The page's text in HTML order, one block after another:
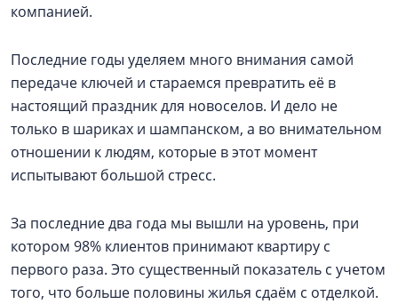
компанией.
Последние годы уделяем много внимания самой
передаче ключей и стараемся превратить её в
настоящий праздник для новоселов. И дело не
только в шариках и шампанском, а во внимательном
отношении к людям, которые в этот момент
испытывают большой стресс.
За последние два года мы вышли на уровень, при
котором 98% клиентов принимают квартиру с
первого раза. Это существенный показатель с учетом
того, что больше половины жилья сдаём с отделкой.